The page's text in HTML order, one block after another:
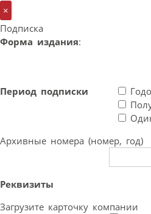
×
Подписка
Форма издания:
Период подписки
Архивные номера (номер, год)
Реквизиты
Загрузите карточку компании